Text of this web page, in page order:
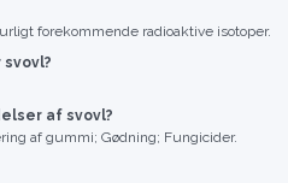
forekommende radioaktive isotoper.
af svovl?
af gummi; Gødning; Fungicider.